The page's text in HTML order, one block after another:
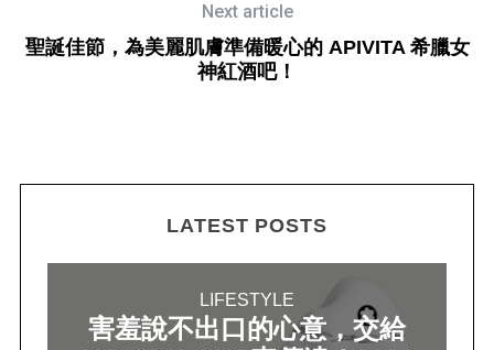
Next article
聖誕佳節，為美麗肌膚準備暖心的 APIVITA 希臘女
神紅酒吧！
LATEST POSTS
LIFESTYLE
害羞說不出口的心意，交給